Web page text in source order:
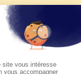
2026 de KTO
pape Léon
sur KTO le